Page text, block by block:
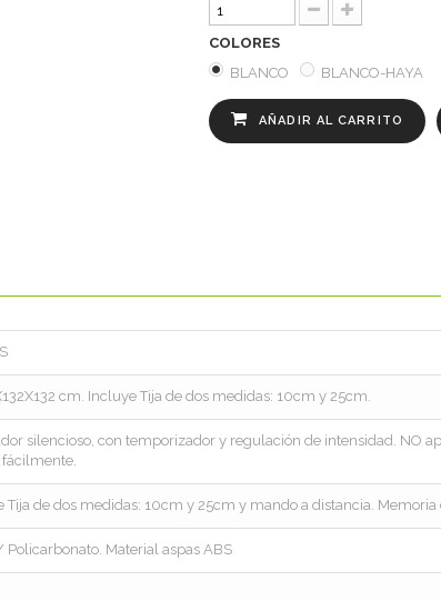
COLORES
BLANCO
BLANCO-HAYA
AÑADIR AL CARRITO
cm. Incluye Tija de dos medidas: 10cm y 25cm.
silencioso, con temporizador y regulación de intensidad. NO
Tija de dos medidas: 10cm y 25cm y mando a distancia.
Policarbonato. Material aspas ABS